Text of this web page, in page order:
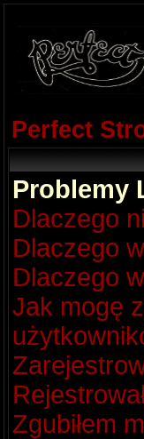
Perfect
Problemy
Dlaczego
Dlaczego
Dlaczego
Jak mogę
Zgubiłem